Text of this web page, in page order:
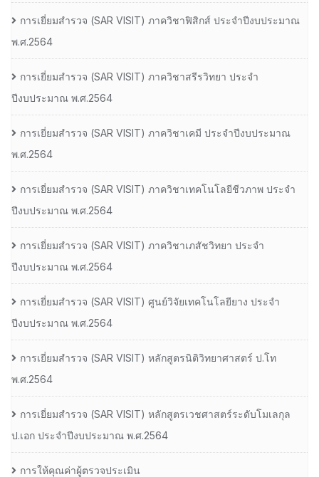
การเยี่ยมสํารวจ (SAR VISIT) ภาควิชาฟิสิกส์ ประจําปีงบประมาณ
พ.ศ.2564
การเยี่ยมสํารวจ (SAR VISIT) ภาควิชาสรีรวิทยา ประจํา
ปีงบประมาณ พ.ศ.2564
การเยี่ยมสํารวจ (SAR VISIT) ภาควิชาเคมี ประจําปีงบประมาณ
พ.ศ.2564
การเยี่ยมสํารวจ (SAR VISIT) ภาควิชาเทคโนโลยีชีวภาพ ประจํา
ปีงบประมาณ พ.ศ.2564
การเยี่ยมสํารวจ (SAR VISIT) ภาควิชาเภสัชวิทยา ประจํา
ปีงบประมาณ พ.ศ.2564
การเยี่ยมสํารวจ (SAR VISIT) ศูนย์วิจัยเทคโนโลยียาง ประจํา
ปีงบประมาณ พ.ศ.2564
การเยี่ยมสํารวจ (SAR VISIT) หลักสูตรนิติวิทยาศาสตร์ ป.โท
พ.ศ.2564
การเยี่ยมสํารวจ (SAR VISIT) หลักสูตรเวชศาสตร์ระดับโมเลกุล
ป.เอก ประจําปีงบประมาณ พ.ศ.2564
การให้คุณค่าผู้ตรวจประเมิน